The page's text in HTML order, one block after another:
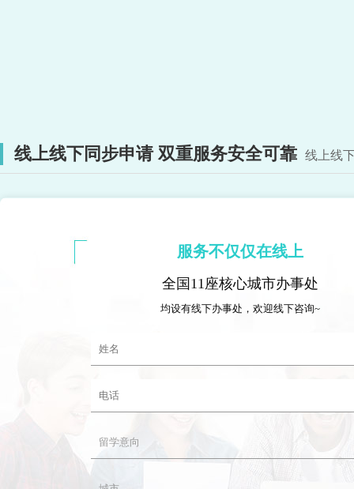
线上线下同步申请 双重服务安全可靠 线上线
服务不仅仅在线上
全国11座核心城市办事处
均设有线下办事处，欢迎线下咨询~